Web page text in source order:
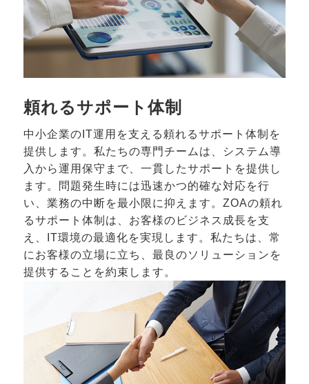
頼れるサポート体制
中小企業のIT運用を支える頼れるサポート体制を
提供します。私たちの専門チームは、システム導
入から運用保守まで、一貫したサポートを提供し
ます。問題発生時には迅速かつ的確な対応を行
い、業務の中断を最小限に抑えます。ZOAの頼れ
るサポート体制は、お客様のビジネス成長を支
え、IT環境の最適化を実現します。私たちは、常
にお客様の立場に立ち、最良のソリューションを
提供することを約束します。